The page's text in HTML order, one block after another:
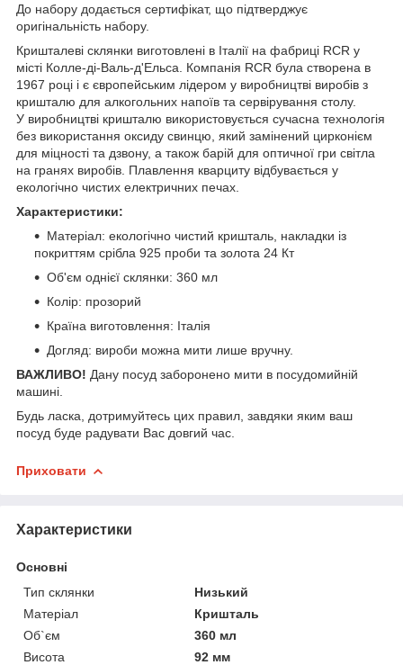
До набору додається сертифікат, що підтверджує
оригінальність набору.
Кришталеві склянки виготовлені в Італії на фабриці RCR у
місті Колле-ді-Валь-д'Ельса. Компанія RCR була створена в
1967 році і є європейським лідером у виробництві виробів з
кришталю для алкогольних напоїв та сервірування столу.
У виробництві кришталю використовується сучасна технологія
без використання оксиду свинцю, який замінений цирконієм
для міцності та дзвону, а також барій для оптичної гри світла
на гранях виробів. Плавлення кварциту відбувається у
екологічно чистих електричних печах.
Характеристики:
Матеріал: екологічно чистий кришталь, накладки із
покриттям срібла 925 проби та золота 24 Кт
Об'єм однієї склянки: 360 мл
Колір: прозорий
Країна виготовлення: Італія
Догляд: вироби можна мити лише вручну.
ВАЖЛИВО! Дану посуд заборонено мити в посудомийній
машині.
Будь ласка, дотримуйтесь цих правил, завдяки яким ваш
посуд буде радувати Вас довгий час.
Приховати
Характеристики
Основні
Тип склянки
Низький
Матеріал
Кришталь
Об`єм
360 мл
Висота
92 мм